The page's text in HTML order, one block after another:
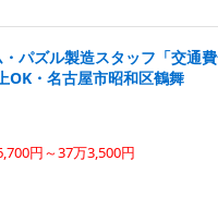
パズル製造スタッフ「交通
OK・名古屋市昭和区鶴舞
円～37万3,500円